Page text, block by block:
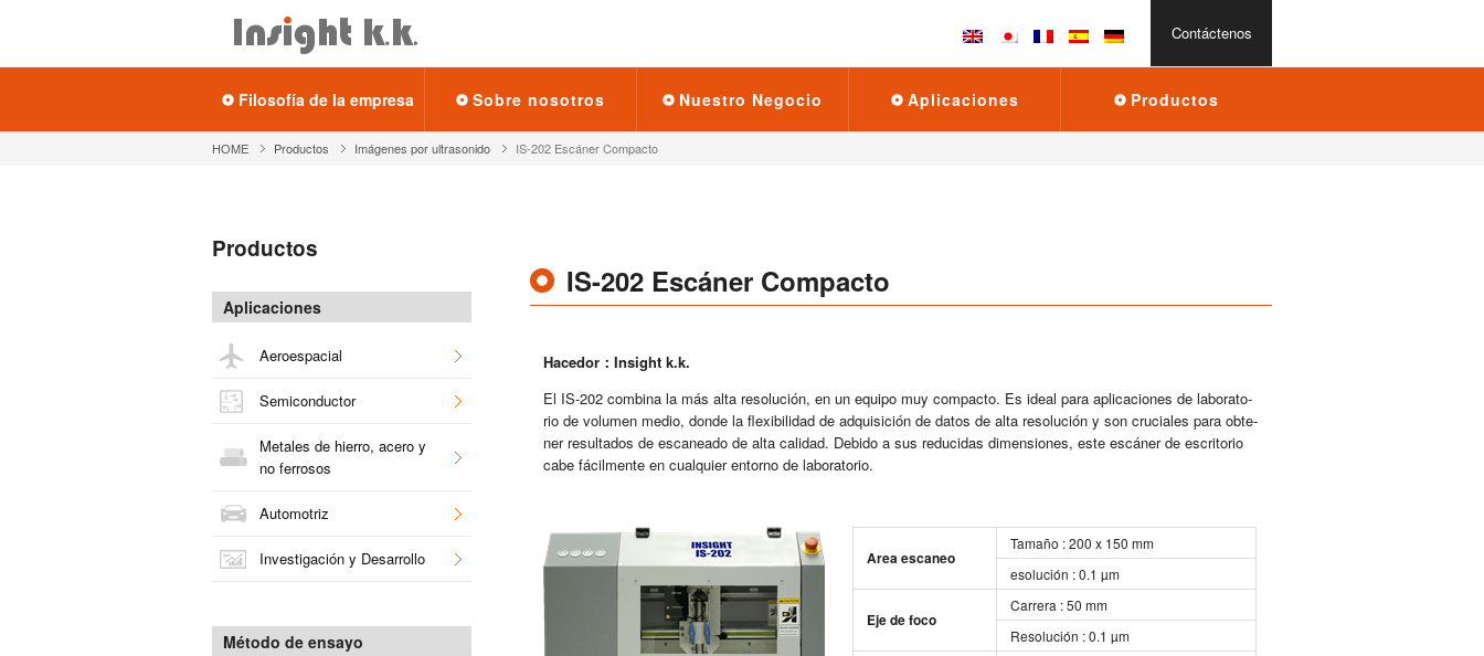
Con­tác­te­nos
Fi­lo­so­fía de la em­pre­sa Sobre no­so­tros Nues­tro Ne­go­cio Apli­ca­cio­nes Pro­duc­tos
HOME Pro­duc­tos Imá­ge­nes por ul­tra­so­ni­do IS-202 Es­cá­ner Com­pac­to
IS-202 Es­cá­ner Com­pac­to
Ha­ce­dor：In­sight k.k.
El IS-202 com­bi­na la más alta re­so­lu­ción, en un equi­po muy com­pac­to. Es ideal para apli­ca­cio­nes de la­bo­ra­to­
rio de vo­lu­men medio, donde la fle­xi­bi­li­dad de ad­qui­si­ción de datos de alta re­so­lu­ción y son cru­cia­les para ob­te­
ner re­sul­ta­dos de es­ca­nea­do de alta ca­li­dad. De­bi­do a sus re­du­ci­das di­men­sio­nes, este es­cá­ner de es­cri­to­rio
cabe fá­cil­men­te en cual­quier en­torno de la­bo­ra­to­rio.
Area es­ca­neo
Ta­ma­ño : 200 x 150 mm
eso­lu­ción : 0.1 µm
Eje de foco
Ca­rre­ra : 50 mm
Re­so­lu­ción : 0.1 µm
Pro­duc­tos
Apli­ca­cio­nes
Ae­ro­es­pa­cial
Se­mi­con­duc­tor
Me­ta­les de hie­rro, acero y
no fe­rro­sos
Au­to­mo­triz
In­ves­ti­ga­ción y Desa­rro­llo
Mé­to­do de en­sa­yo